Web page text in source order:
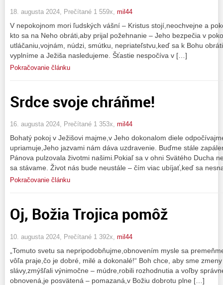
18. augusta 2024, Prečítané 1 559x, mil44
V nepokojnom mori ľudských vášní – Kristus stojí,neochvejne a
kto sa na Neho obráti,aby prijal požehnanie – Jeho bezpečia v
utláčaniu,vojnám, núdzi, smútku, nepriateľstvu,keď sa k Bohu
vyplníme a Ježiša nasledujeme. Šťastie nespočíva v […]
Pokračovanie článku
Srdce svoje chráňme!
16. augusta 2024, Prečítané 1 353x, mil44
Bohatý pokoj v Ježišovi majme,v Jeho dokonalom diele
upriamuje,Jeho jazvami nám dáva uzdravenie. Buďme stále
Pánova pulzovala životmi našimi.Pokiaľ sa v ohni Svätého Ducha
sa stávame. Život nás bude neustále – čím viac ubíjať,keď sa
Pokračovanie článku
Oj, Božia Trojica pomôž
10. augusta 2024, Prečítané 1 392x, mil44
„Tomuto svetu sa nepripodobňujme,obnovením mysle sa
vôľa praje,čo je dobré, milé a dokonalé!“ Boh chce, aby sme
slávy,zmýšľali výnimočne – múdre,robili rozhodnutia a voľby
obnovená,je posvätená – pomazaná,v Božiu dobrotu plne […]